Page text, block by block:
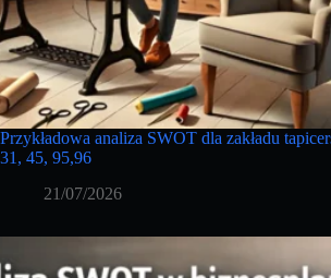
Przykładowa analiza SWOT dla zakładu
31, 45, 95,96
21/07/2026